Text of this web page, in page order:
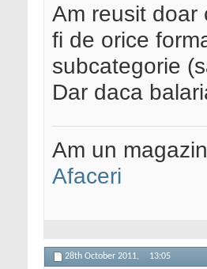
Am reusit doar
fi de orice
subcategorie
Dar daca
Am un
Afaceri
28th October 2011, 13:05